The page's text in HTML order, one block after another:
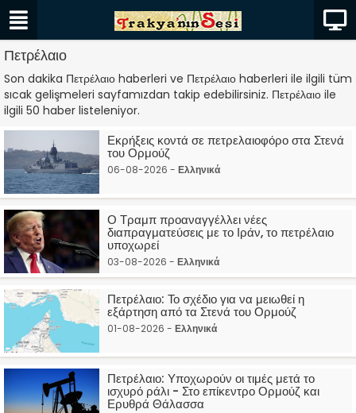
Πετρέλαιο
Son dakika Πετρέλαιο haberleri ve Πετρέλαιο haberleri ile ilgili tüm
sıcak gelişmeleri sayfamızdan takip edebilirsiniz. Πετρέλαιο ile
ilgili 50 haber listeleniyor.
Εκρήξεις κοντά σε πετρελαιοφόρο στα Στενά
του Ορμούζ
06-08-2026 - Ελληνικά
Ο Τραμπ προαναγγέλλει νέες
διαπραγματεύσεις με το Ιράν, το πετρέλαιο
υποχωρεί
03-08-2026 - Ελληνικά
Πετρέλαιο: Το σχέδιο για να μειωθεί η
εξάρτηση από τα Στενά του Ορμούζ
01-08-2026 - Ελληνικά
Πετρέλαιο: Υποχωρούν οι τιμές μετά το
ισχυρό ράλι - Στο επίκεντρο Ορμούζ και
Ερυθρά Θάλασσα